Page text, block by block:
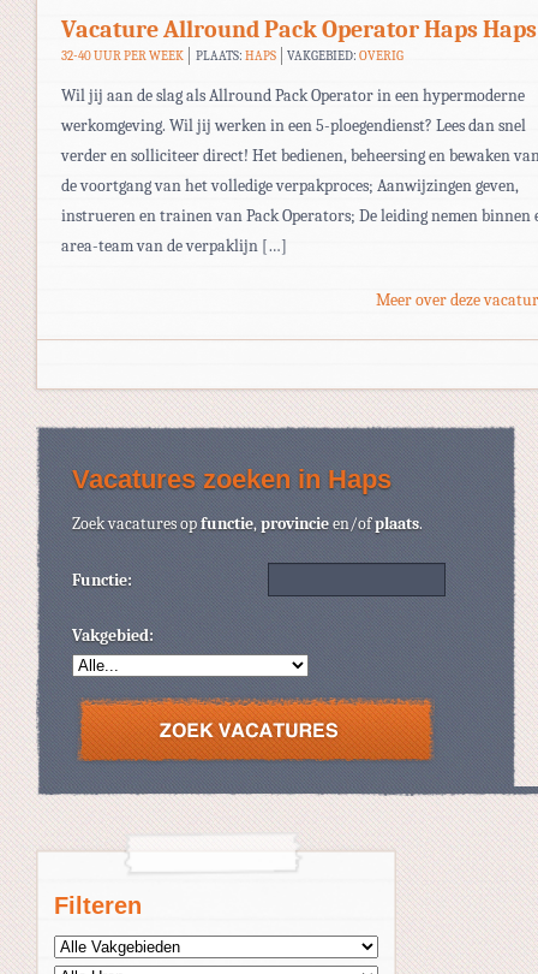
Filteren
Vacature Allround Pack Operator Haps Haps
32-40 UUR PER WEEK PLAATS: HAPS VAKGEBIED:OVERIG
Wil jij aan de slag als Allround Pack Operator in een hypermoderne
werkomgeving. Wil jij werken in een 5-ploegendienst? Lees dan snel
verder en solliciteer direct! Het bedienen, beheersing en bewaken
de voortgang van het volledige verpakproces; Aanwijzingen geven,
instrueren en trainen van Pack Operators; De leiding nemen binnen
area-team van de verpaklijn […]
Meer over deze
Vacatures zoeken in Haps
Zoek vacatures opfunctie,provincieen/ofplaats.
Functie:
Vakgebied: